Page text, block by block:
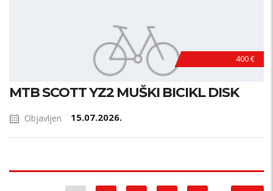
400 €
MTB SCOTT YZ2 MUŠKI BICIKL DISK
Objavljen 15.07.2026.